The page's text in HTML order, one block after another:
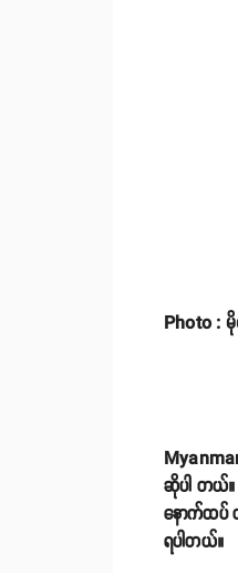
Photo :
ဆိုပါ တယ်
နောက်ထပ်
ရပါတယ်။